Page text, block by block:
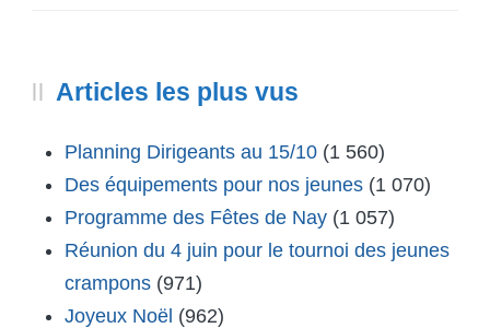
Articles les plus vus
Planning Dirigeants au 15/10 (1 560)
Des équipements pour nos jeunes (1 070)
Programme des Fêtes de Nay (1 057)
Réunion du 4 juin pour le tournoi des jeunes
crampons (971)
Joyeux Noël (962)